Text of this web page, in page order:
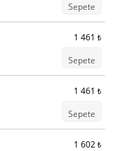
Sepete
1 461 ₺
Sepete
1 461 ₺
Sepete
1 602 ₺